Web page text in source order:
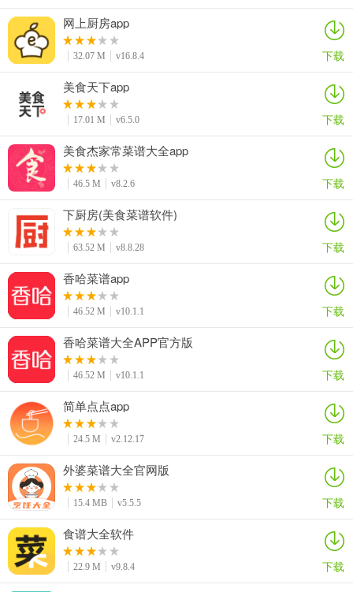
网上厨房app
32.07 M v16.8.4 下载
美食天下app
17.01 M v6.5.0 下载
美食杰家常菜谱大全app
46.5 M v8.2.6 下载
下厨房(美食菜谱软件)
63.52 M v8.8.28 下载
香哈菜谱app
46.52 M v10.1.1 下载
香哈菜谱大全APP官方版
46.52 M v10.1.1 下载
简单点点app
24.5 M v2.12.17 下载
外婆菜谱大全官网版
15.4 MB v5.5.5 下载
食谱大全软件
22.9 M v9.8.4 下载